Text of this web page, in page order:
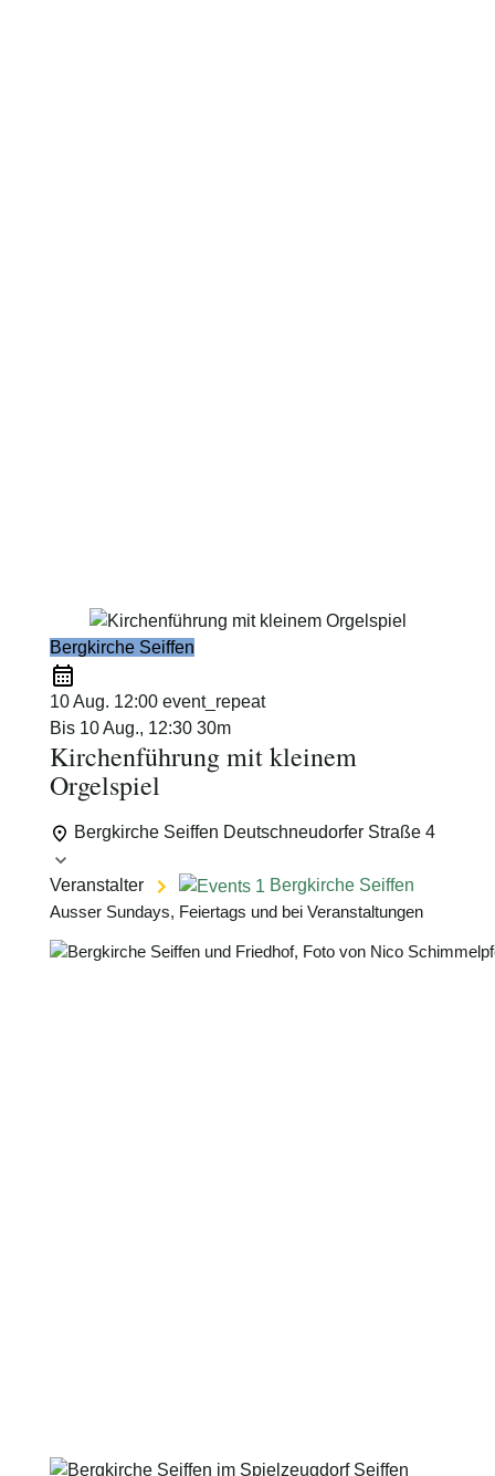
Bergkirche Seiffen
10 Aug. 12:00 event_repeat
Bis 10 Aug., 12:30 30m
Kirchenführung mit kleinem
Orgelspiel
Bergkirche Seiffen Deutschneudorfer Straße 4
Veranstalter
Bergkirche Seiffen
Ausser Sundays, Feiertags und bei Veranstaltungen